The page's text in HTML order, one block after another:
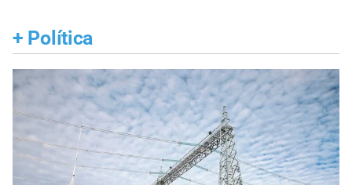
+ Política